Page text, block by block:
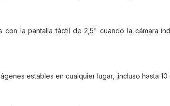
con la pantalla táctil de 2,5" cuando la cámara
estables en cualquier lugar, ¡incluso hasta 10